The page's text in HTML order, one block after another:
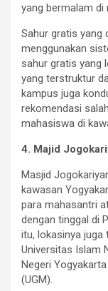
yang bermalam di
Sahur gratis yang
menggunakan
sahur gratis yang
yang terstruktur
kampus juga
rekomendasi
mahasiswa di
4. Majid
Masjid
kawasan
para mahasantri
dengan tinggal di
itu, lokasinya juga
Universitas Islam
Negeri
(UGM).